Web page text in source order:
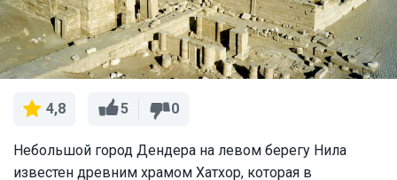
4,8 5 0
Небольшой город Дендера на левом берегу Нила
известен древним храмом Хатхор, которая в